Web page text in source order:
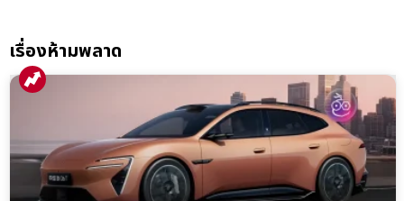
เรื่องห้ามพลาด